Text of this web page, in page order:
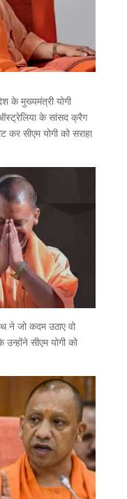
के मुख्यमंत्री योगी
ऑस्ट्रेलिया के सांसद क्रैग
सीएम योगी को सराहा
ने जो कदम उठाए वो
सीएम योगी को